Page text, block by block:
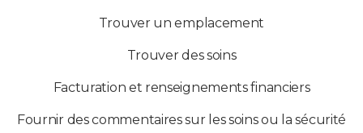
Trouver un emplacement
Trouver des soins
Facturation et renseignements financiers
Fournir des commentaires sur les soins ou la sécurité